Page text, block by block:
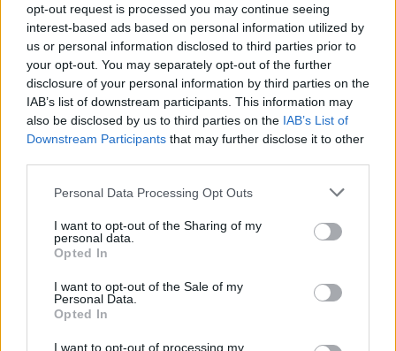
opt-out request is processed you may continue seeing
interest-based ads based on personal information utilized by
us or personal information disclosed to third parties prior to
your opt-out. You may separately opt-out of the further
disclosure of your personal information by third parties on the
IAB’s list of downstream participants. This information may
also be disclosed by us to third parties on the IAB’s List of
Downstream Participants that may further disclose it to other
Personal Data Processing Opt Outs
I want to opt-out of the Sharing of my
personal data.
Opted In
I want to opt-out of the Sale of my
Personal Data.
Opted In
I want to opt-out of processing my
afin de rehausser le goût du mélange, y compris des
quantités excessives de sel, de sirop de maïs, de
glutamate monosodique (MSG), de nitrates et
d’autres produits chimiques, des arômes qui
comprennent le glutamate monosodique (MSG) et le
carmin – un colorant produit à partir de coquilles de
En outre, il a été démontré dans une étude de l’Université de Hawaii que
les viandes transformées tendent en général à augmenter le risque de